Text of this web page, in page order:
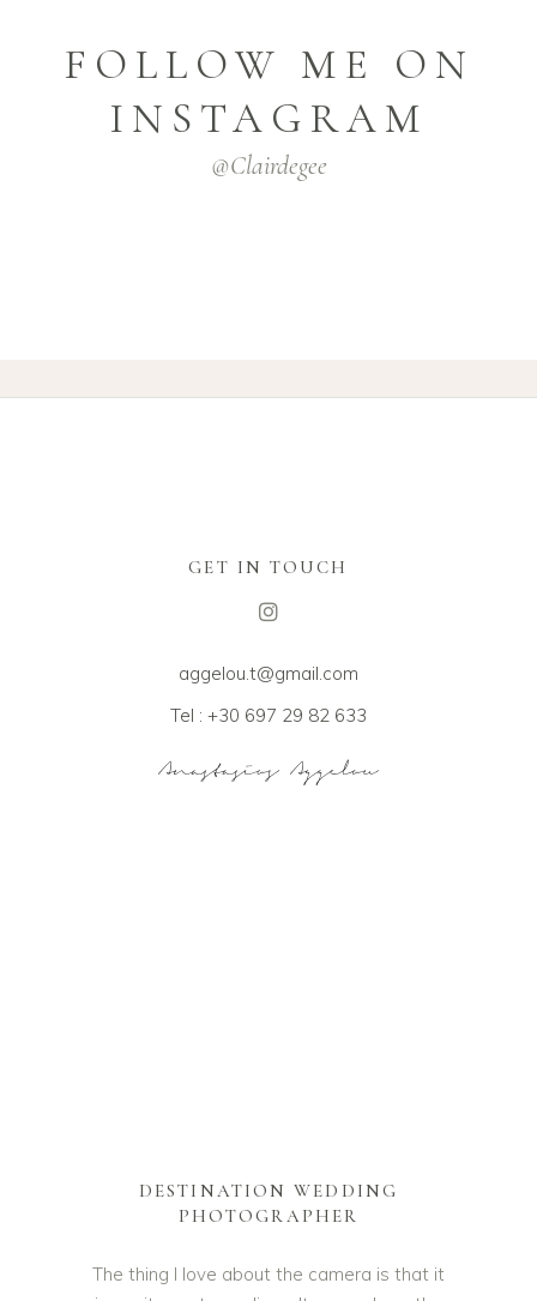
FOLLOW ME ON
INSTAGRAM
@clairdegee
GET IN TOUCH
aggelou.t@gmail.com
Tel : +30 697 29 82 633
DESTINATION WEDDING
PHOTOGRAPHER
The thing I love about the camera is that it